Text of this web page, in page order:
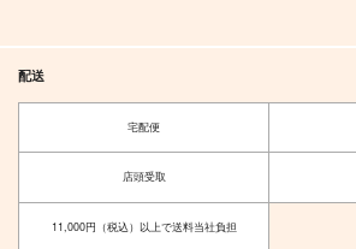
配送
宅配便
店頭受取
11,000円（税込）以上で送料当社負担